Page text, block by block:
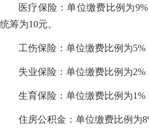
医疗保险：单位缴费比例为
统筹为10元。
工伤保险：单位缴费比例为5%
失业保险：单位缴费比例为2%
生育保险：单位缴费比例为1%
住房公积金：单位缴费比例为